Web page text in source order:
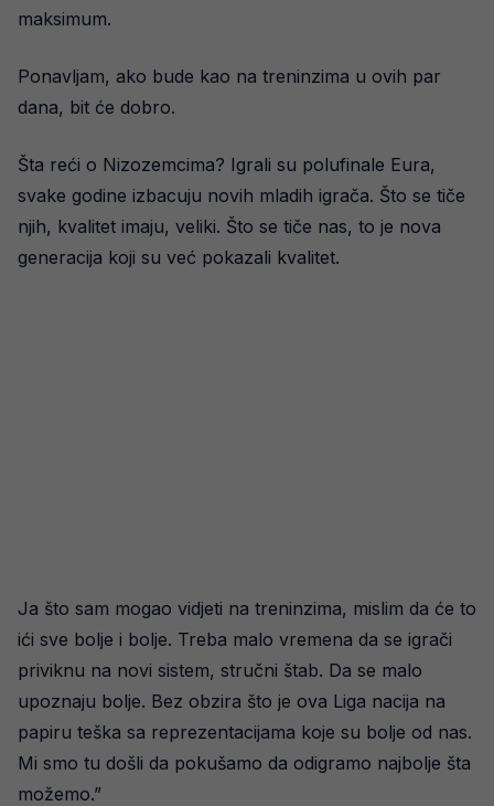
maksimum.
Ponavljam, ako bude kao na treninzima u ovih par
dana, bit će dobro.
Šta reći o Nizozemcima? Igrali su polufinale Eura,
svake godine izbacuju novih mladih igrača. Što se tiče
njih, kvalitet imaju, veliki. Što se tiče nas, to je nova
generacija koji su već pokazali kvalitet.
Ja što sam mogao vidjeti na treninzima, mislim da će to
ići sve bolje i bolje. Treba malo vremena da se igrači
priviknu na novi sistem, stručni štab. Da se malo
upoznaju bolje. Bez obzira što je ova Liga nacija na
papiru teška sa reprezentacijama koje su bolje od nas.
Mi smo tu došli da pokušamo da odigramo najbolje šta
možemo.”